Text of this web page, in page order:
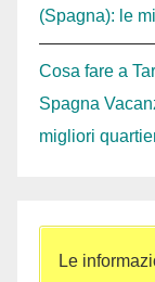
(Spagna): le
Cosa fare a
Spagna
migliori
Le